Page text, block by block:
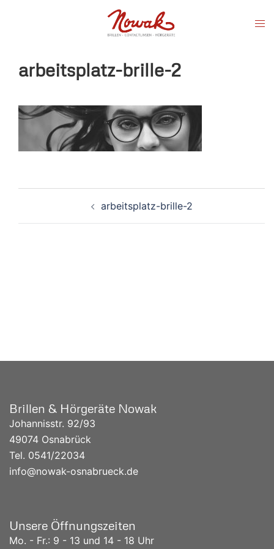
arbeitsplatz-brille-2
Beitragsnavigation
arbeitsplatz-brille-2
Brillen & Hörgeräte Nowak
Johannisstr. 92/93
49074 Osnabrück
Tel. 0541/22034
info@nowak-osnabrueck.de
Unsere Öffnungszeiten
Mo. - Fr.: 9 - 13 und 14 - 18 Uhr